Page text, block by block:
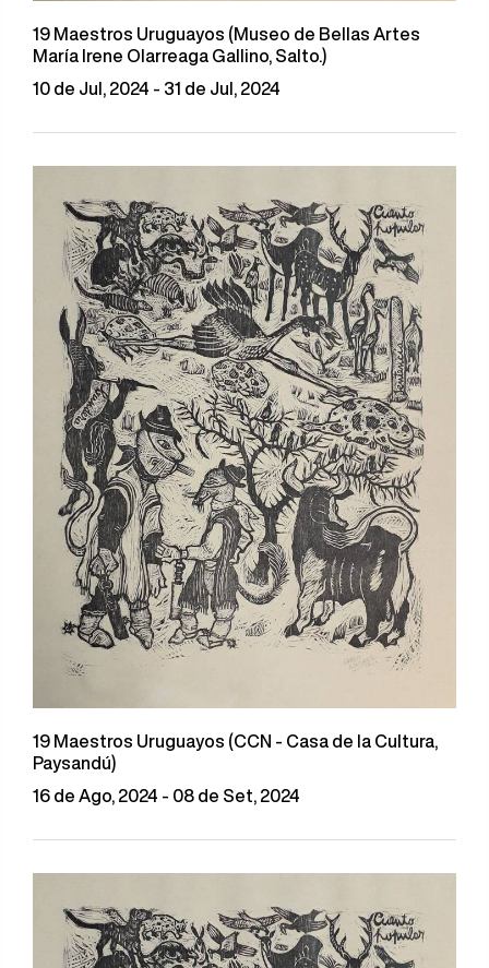
19 Maestros Uruguayos (Museo de Bellas Artes
María Irene Olarreaga Gallino, Salto.)
10 de Jul, 2024 - 31 de Jul, 2024
19 Maestros Uruguayos (CCN - Casa de la Cultura,
Paysandú)
16 de Ago, 2024 - 08 de Set, 2024